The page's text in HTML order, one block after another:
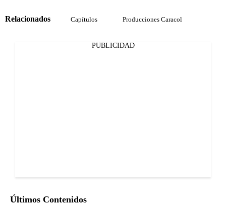
Relacionados Capítulos Producciones Caracol
PUBLICIDAD
Últimos Contenidos